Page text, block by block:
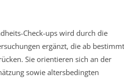
Check-ups wird durch die
ergänzt, die ab
Sie orientieren sich an der
sowie altersbedingten